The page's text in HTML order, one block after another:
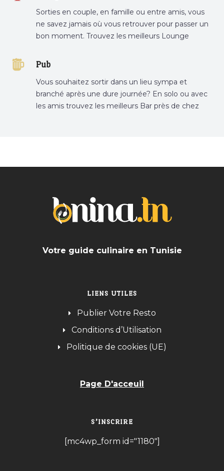
Sorties en couple, en famille ou entre amis, vous
ne savez jamais où vous retrouver pour passer un
bon moment. Trouvez les meilleurs Lounge
Pub
Vous souhaitez sortir dans un lieu sympa et
branché après une dure journée? En solo ou avec
les amis trouvez les meilleurs Bar près de chez
Votre guide culinaire en Tunisie
LIENS UTILES
Publier Votre Resto
Conditions d’Utilisation
Politique de cookies (UE)
Page D'acceuil
S’INSCRIRE
[mc4wp_form id="1180"]